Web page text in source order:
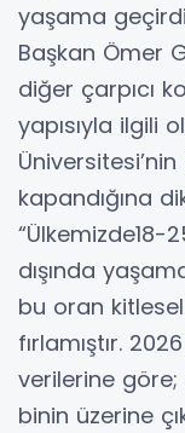
yaşama
Başkan Ömer
diğer çarpıcı
yapısıyla ilgili
kapandığına
“Ülkemizde18-
dışında
bu oran
fırlamıştır.
verilerine
binin üzerine